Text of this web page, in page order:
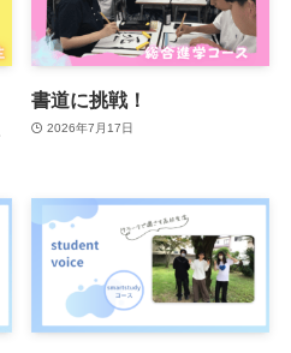
書道に挑戦！
2026年7月17日